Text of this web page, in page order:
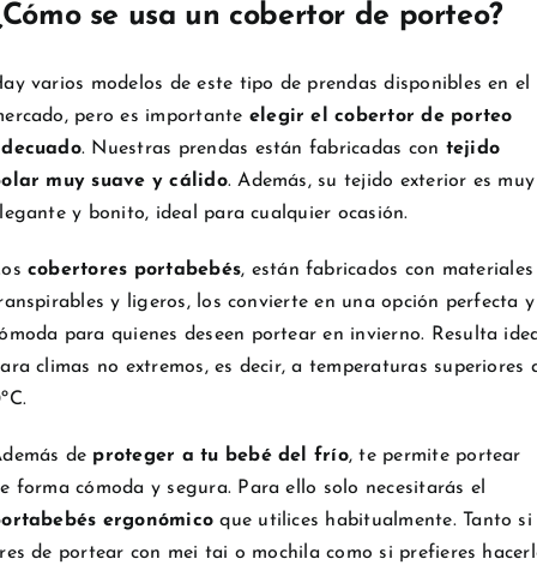
se usa un cobertor de porteo?
varios modelos de este tipo de prendas disponibles en el
pero es importante elegir el cobertor de porteo
. Nuestras prendas están fabricadas con tejido
muy suave y cálido. Además, su tejido exterior es muy
y bonito, ideal para cualquier ocasión.
cobertores portabebés, están fabricados con materiales
y ligeros, los convierte en una opción perfecta y
para quienes deseen portear en invierno. Resulta
climas no extremos, es decir, a temperaturas superiores
de proteger a tu bebé del frío, te permite portear
forma cómoda y segura. Para ello solo necesitarás el
ergonómico que utilices habitualmente. Tanto si
de portear con mei tai o mochila como si prefieres